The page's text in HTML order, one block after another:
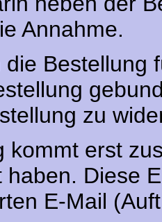
Annahme.
Bestellung
zu
kommt erst
haben. Diese
E-Mail